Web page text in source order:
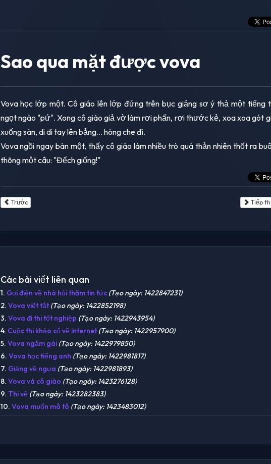
Sao qua mặt được vova
Vova học lớp một. Cô giáo lên lớp đứng trên bục giảng sơ ý thả một tiếng
ngọt ngào "pứ". Xong cô giáo giả vờ làm rơi phấn, rơi thước kẻ, xoa xoa gót
xuống sàn, di di tay lên bảng... hòng che đi.
Vova ngồi ngay bàn một, thấy cô giáo làm nhiều trò quá thản nhiên thốt ra
thõng một câu: "Đếch giống!"
Trước Tiếp
Các bài viết liên quan
1. Gọi điện về nhà hỏi thăm tin tức (Tạo ngày: 1422847231)
2. Vova viết tắt (Tạo ngày: 1422852198)
3. Vova đi thi tốt nghiệp (Tạo ngày: 1422943954)
4. Cuộc thi khảo cổ về internet (Tạo ngày: 1422957900)
5. Vova ngắm gái (Tạo ngày: 1422979850)
6. Vova học tiếng anh (Tạo ngày: 1422981817)
7. Giảng về ngựa (Tạo ngày: 1422981893)
8. Vova và cô giáo (Tạo ngày: 1423276128)
9. Thi vẽ (Tạo ngày: 1423282383)
10. Vova muốn mô tô (Tạo ngày: 1423483012)